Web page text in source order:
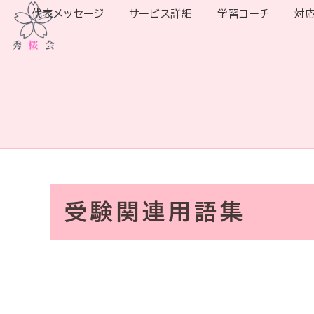
代表メッセージ サービス詳細 学習コーチ 対
受験関連用語集